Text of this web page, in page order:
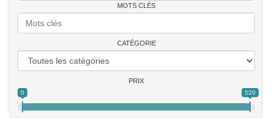
MOTS CLÉS
CATÉGORIE
PRIX
0 520